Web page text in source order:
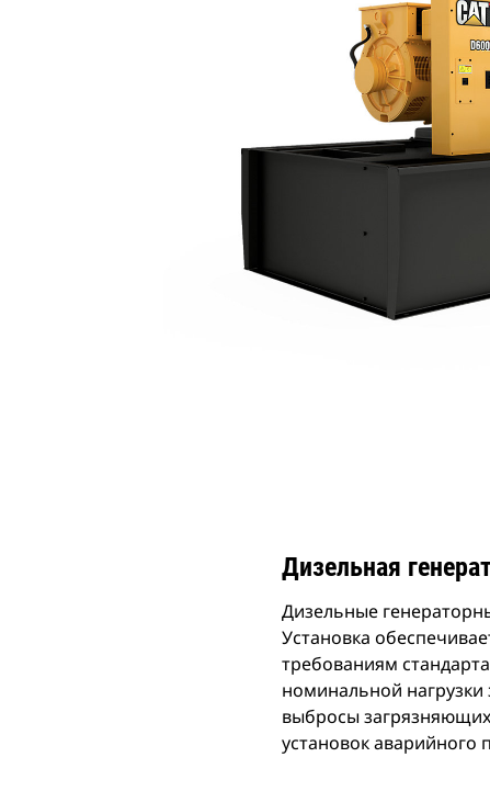
Дизельная
Дизельные
Установка
требованиям
номинальной нагрузки
выбросы
установок аварийного